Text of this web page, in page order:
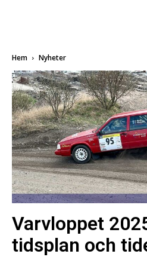
Hem Nyheter
Varvloppet
tidsplan och